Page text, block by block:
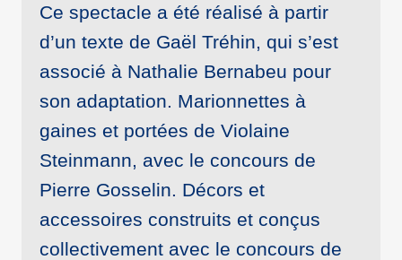
Ce spectacle a été réalisé à partir
d’un texte de Gaël Tréhin, qui s’est
associé à Nathalie Bernabeu pour
son adaptation. Marionnettes à
gaines et portées de Violaine
Steinmann, avec le concours de
Pierre Gosselin. Décors et
accessoires construits et conçus
collectivement avec le concours de